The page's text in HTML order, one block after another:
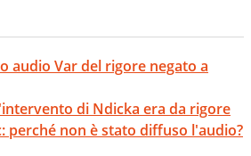
audio Var del rigore negato a
di Ndicka era da rigore
perché non è stato diffuso l'audio?